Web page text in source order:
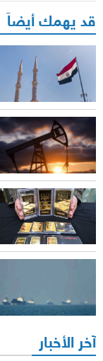
قد يهمك أيضاً
آخر الأخبار